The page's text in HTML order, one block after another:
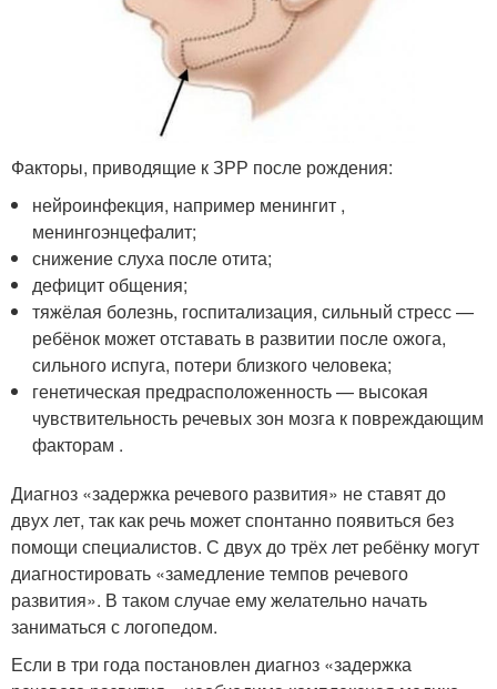
Факторы, приводящие к ЗРР после рождения:
нейроинфекция, например менингит ,
менингоэнцефалит;
снижение слуха после отита;
дефицит общения;
тяжёлая болезнь, госпитализация, сильный стресс —
ребёнок может отставать в развитии после ожога,
сильного испуга, потери близкого человека;
генетическая предрасположенность — высокая
чувствительность речевых зон мозга к повреждающим
факторам .
Диагноз «задержка речевого развития» не ставят до
двух лет, так как речь может спонтанно появиться без
помощи специалистов. С двух до трёх лет ребёнку могут
диагностировать «замедление темпов речевого
развития». В таком случае ему желательно начать
заниматься с логопедом.
Если в три года постановлен диагноз «задержка